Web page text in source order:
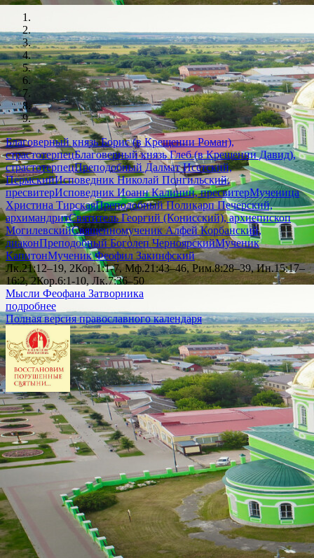
Благоверный князь Борис (в Крещении Роман),
страстотерпецБлаговерный князь Глеб (в Крещении Давид),
страстотерпецПреподобный Далмат Исетский,
ПермскийИсповедник Николай Понгильский,
пресвитерИсповедник Иоанн Калинин, пресвитерМученица
Христина ТирскаяПреподобный Поликарп Печерский,
архимандритСвятитель Георгий (Конисский), архиепископ
МогилевскийСвященномученик Алфей Корбанский,
диаконПреподобный Боголеп ЧерноярскийМученик
КапитонМученик Феофил Закинфский
Лк.21:12–19, 2Кор.1:1-7, Мф.21:43–46, Рим.8:28–39, Ин.15:17–
16:2, 2Кор.6:1-10, Лк.7:36–50
Мысли Феофана Затворника
подробнее
Полная версия православного календаря